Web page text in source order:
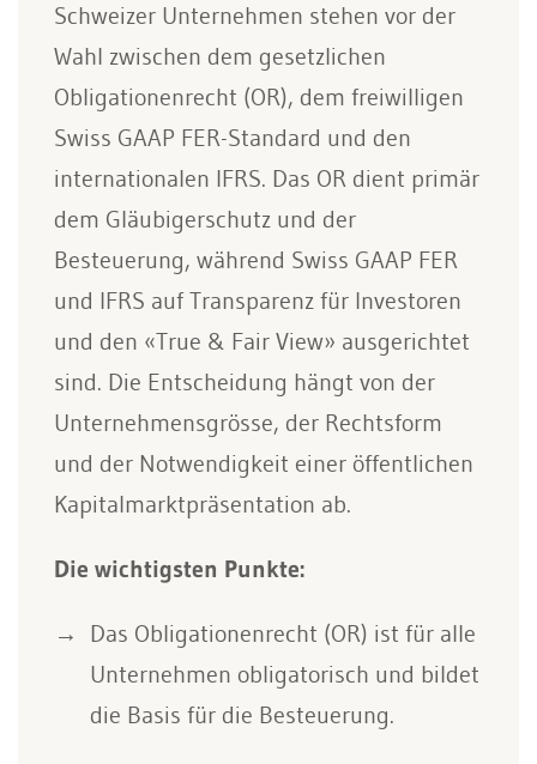
Schweizer Unternehmen stehen vor der
Wahl zwischen dem gesetzlichen
Obligationenrecht (OR), dem freiwilligen
Swiss GAAP FER-Standard und den
internationalen IFRS. Das OR dient primär
dem Gläubigerschutz und der
Besteuerung, während Swiss GAAP FER
und IFRS auf Transparenz für Investoren
und den «True & Fair View» ausgerichtet
sind. Die Entscheidung hängt von der
Unternehmensgrösse, der Rechtsform
und der Notwendigkeit einer öffentlichen
Kapitalmarktpräsentation ab.
Die wichtigsten Punkte:
Das Obligationenrecht (OR) ist für alle
Unternehmen obligatorisch und bildet
die Basis für die Besteuerung.